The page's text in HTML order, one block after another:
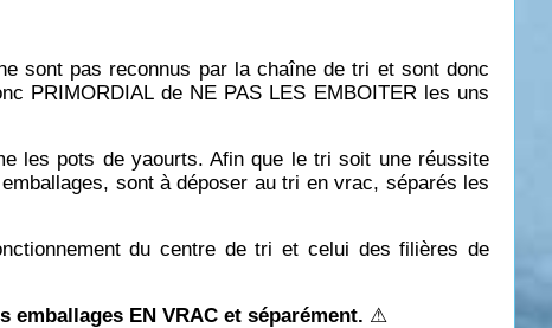
sont pas reconnus par la chaîne de tri et sont donc
PRIMORDIAL de NE PAS LES EMBOITER les uns
les pots de yaourts. Afin que le tri soit une réussite
sont à déposer au tri en vrac, séparés les
du centre de tri et celui des filières de
EN VRAC et séparément. ⚠